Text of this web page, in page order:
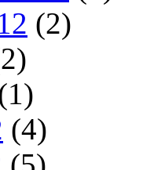
(2)
(4)